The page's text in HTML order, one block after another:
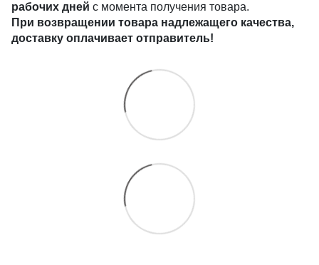
рабочих дней с момента получения товара.
При возвращении товара надлежащего качества,
доставку оплачивает отправитель!